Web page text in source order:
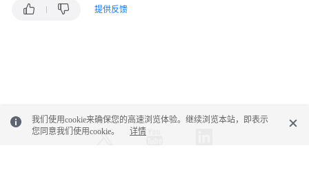
API
用
提供反馈
我们使用cookie来确保您的高速浏览体验。继续浏览本站，即表示
您同意我们使用cookie。
详情